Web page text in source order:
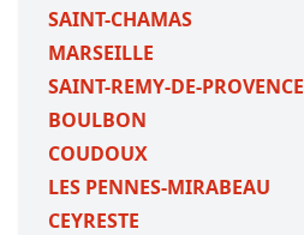
SAINT-CHAMAS
MARSEILLE
SAINT-REMY-DE-PROVENCE
BOULBON
COUDOUX
LES PENNES-MIRABEAU
CEYRESTE